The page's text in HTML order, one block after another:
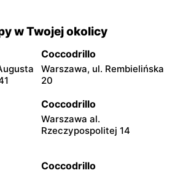
w Twojej okolicy
Coccodrillo
Warszawa, ul. Rembielińska
20
Coccodrillo
Warszawa al.
Rzeczypospolitej 14
Coccodrillo